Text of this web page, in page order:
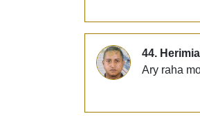
44.
Ary raha